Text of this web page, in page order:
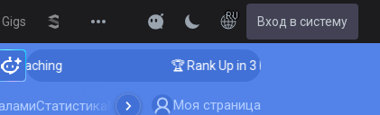
Gigs Streamer Overlay New
RU Вход в систему
🏆 Rank Up in 3 Days! Challenger Coaching
Статистика МультипоискОбновление игры
Моя страница